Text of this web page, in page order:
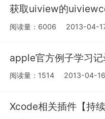
获取uiview的
阅读量：6006 2013-04-
apple官方例子学习
阅读量：1514 2013-04-
Xcode相关插件【持续